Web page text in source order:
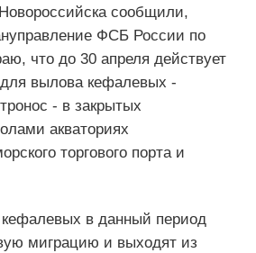
сообщили,
ФСБ России по
что до 30 апреля действует
вылова кефалевых -
- в закрытых
акваториях
торгового порта и
в данный период
миграцию и выходят из